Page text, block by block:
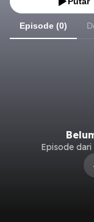
Episode (0)
Episode